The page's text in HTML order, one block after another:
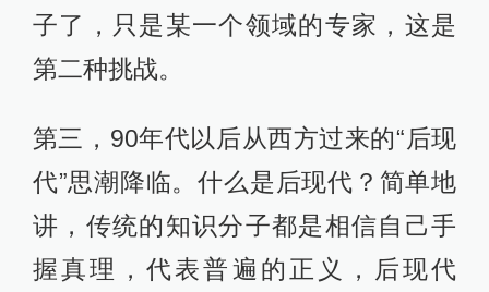
子了，只是某一个领域的专家，这是
第二种挑战。
第三，90年代以后从西方过来的“后现
代”思潮降临。什么是后现代？简单地
讲，传统的知识分子都是相信自己手
握真理，代表普遍的正义，后现代